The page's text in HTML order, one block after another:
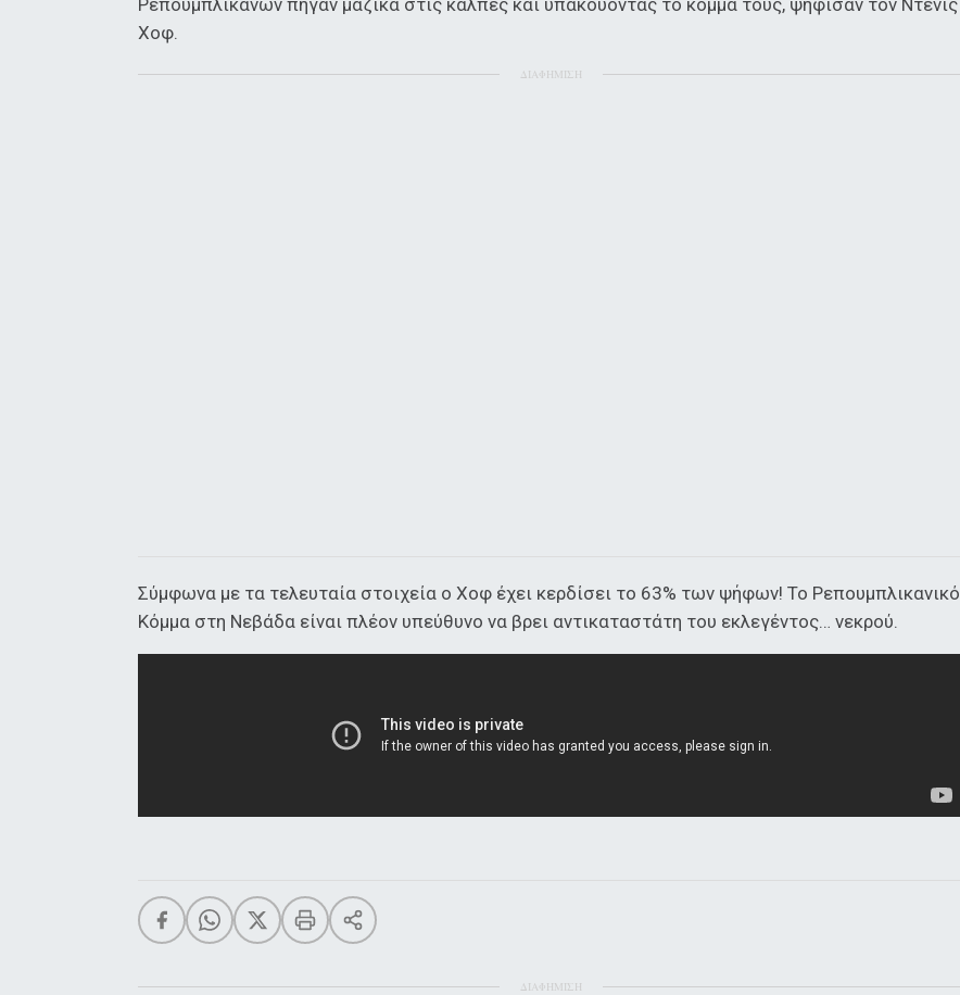
Χοφ.
ΔΙΑΦΗΜΙΣΗ
Σύμφωνα με τα τελευταία στοιχεία ο Χοφ έχει κερδίσει το 63% των ψήφων! Το Ρεπουμπλικανικό
Κόμμα στη Νεβάδα είναι πλέον υπεύθυνο να βρει αντικαταστάτη του εκλεγέντος… νεκρού.
ΔΙΑΦΗΜΙΣΗ